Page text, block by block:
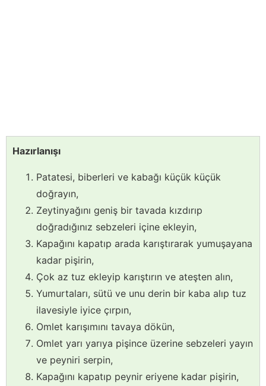
Hazırlanışı
Patatesi, biberleri ve kabağı küçük küçük
doğrayın,
Zeytinyağını geniş bir tavada kızdırıp
doğradığınız sebzeleri içine ekleyin,
Kapağını kapatıp arada karıştırarak yumuşayana
kadar pişirin,
Çok az tuz ekleyip karıştırın ve ateşten alın,
Yumurtaları, sütü ve unu derin bir kaba alıp tuz
ilavesiyle iyice çırpın,
Omlet karışımını tavaya dökün,
Omlet yarı yarıya pişince üzerine sebzeleri yayın
ve peyniri serpin,
Kapağını kapatıp peynir eriyene kadar pişirin,